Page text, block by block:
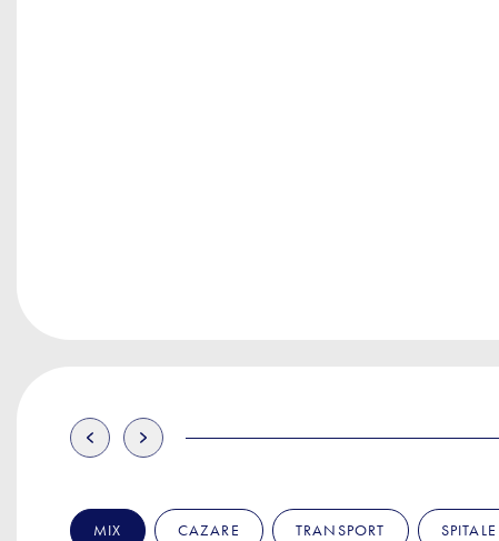
MIX CAZARE TRANSPORT SPITALE